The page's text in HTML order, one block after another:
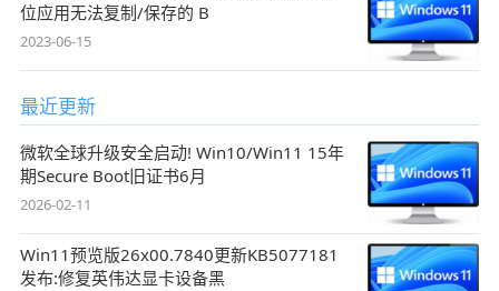
位应用无法复制/保存的 B
2023-06-15
最近更新
微软全球升级安全启动! Win10/Win11 15年
期Secure Boot旧证书6月
2026-02-11
Win11预览版26x00.7840更新KB5077181
发布:修复英伟达显卡设备黑